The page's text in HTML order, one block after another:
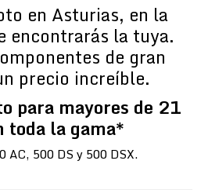
en Asturias, en la
encontrarás la tuya.
de gran
precio increíble.
para mayores de 21
toda la gama*
AC, 500 DS y 500 DSX.